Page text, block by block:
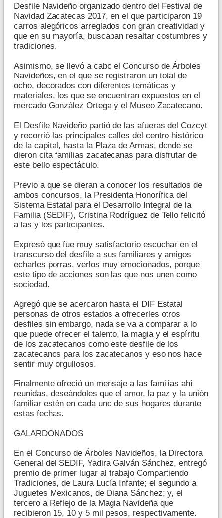
Desfile Navideño organizado dentro del Festival de
Navidad Zacatecas 2017, en el que participaron 19
carros alegóricos arreglados con gran creatividad y
que en su mayoría, buscaban resaltar costumbres y
tradiciones.
Asimismo, se llevó a cabo el Concurso de Árboles
Navideños, en el que se registraron un total de
ocho, decorados con diferentes temáticas y
materiales, los que se encuentran expuestos en el
mercado González Ortega y el Museo Zacatecano.
El Desfile Navideño partió de las afueras del Cozcyt
y recorrió las principales calles del centro histórico
de la capital, hasta la Plaza de Armas, donde se
dieron cita familias zacatecanas para disfrutar de
este bello espectáculo.
Previo a que se dieran a conocer los resultados de
ambos concursos, la Presidenta Honorífica del
Sistema Estatal para el Desarrollo Integral de la
Familia (SEDIF), Cristina Rodríguez de Tello felicitó
a las y los participantes.
Expresó que fue muy satisfactorio escuchar en el
transcurso del desfile a sus familiares y amigos
echarles porras, verlos muy emocionados, porque
este tipo de acciones son las que nos unen como
sociedad.
Agregó que se acercaron hasta el DIF Estatal
personas de otros estados a ofrecerles otros
desfiles sin embargo, nada se va a comparar a lo
que puede ofrecer el talento, la magia y el espíritu
de los zacatecanos como este desfile de los
zacatecanos para los zacatecanos y eso nos hace
sentir muy orgullosos.
Finalmente ofreció un mensaje a las familias ahí
reunidas, deseándoles que el amor, la paz y la unión
familiar estén en cada uno de sus hogares durante
estas fechas.
GALARDONADOS
En el Concurso de Árboles Navideños, la Directora
General del SEDIF, Yadira Galván Sánchez, entregó
premio de primer lugar al trabajo Compartiendo
Tradiciones, de Laura Lucía Infante; el segundo a
Juguetes Mexicanos, de Diana Sánchez; y, el
tercero a Reflejo de la Magia Navideña que
recibieron 15, 10 y 5 mil pesos, respectivamente.